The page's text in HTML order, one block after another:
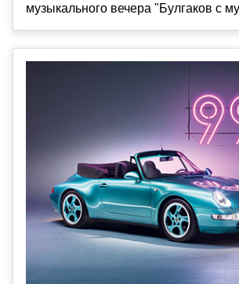
музыкального вечера "Булгаков с